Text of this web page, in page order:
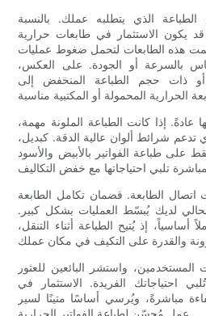
الذي يتطلبه عملك. بالنسبة
قد يكون الاستثمار في طابعات حرارية
هذه الطابعات لتحمل ضغوط عمليات
بالسرعة أو الجودة. على العكس،
أو ذات حجم الطباعة المنخفض إلى
عادةً. إذا كانت الطباعة الملونة مهمة،
شرائط ألوان عالية الدقة. كبديل،
على طباعة الفواتير بالأبيض والأسود
اتصال الطابعة. فضمان تكامل الطابعة
لديك يُبسّط العمليات بشكل كبير.
أساسياً، إذ يُتيح الطباعة أثناء التنقل،
المستخدمين، واستشر البائعين للعثور
احتياجاتك الفريدة. الاستثمار في
مباشرةً، ويُرسي أساسًا متينًا لسير